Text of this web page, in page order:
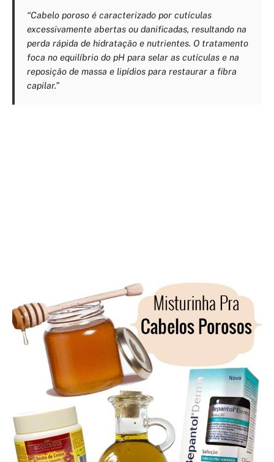
“Cabelo poroso é caracterizado por cutículas
excessivamente abertas ou danificadas, resultando na
perda rápida de hidratação e nutrientes. O tratamento
foca no equilíbrio do pH para selar as cutículas e na
reposição de massa e lipídios para restaurar a fibra
capilar.”